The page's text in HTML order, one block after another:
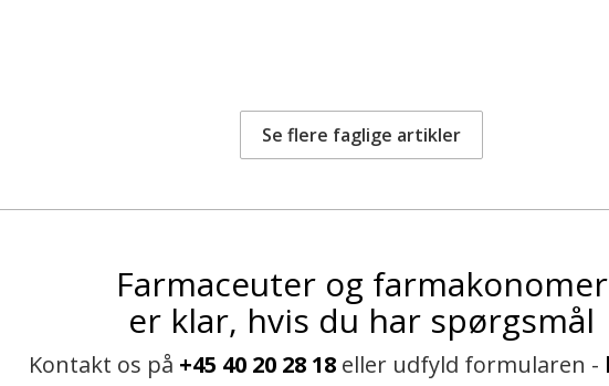
Se flere faglige artikler
Farmaceuter og farmakonomer
er klar, hvis du har spørgsmål
Kontakt os på +45 40 20 28 18 eller udfyld formularen -